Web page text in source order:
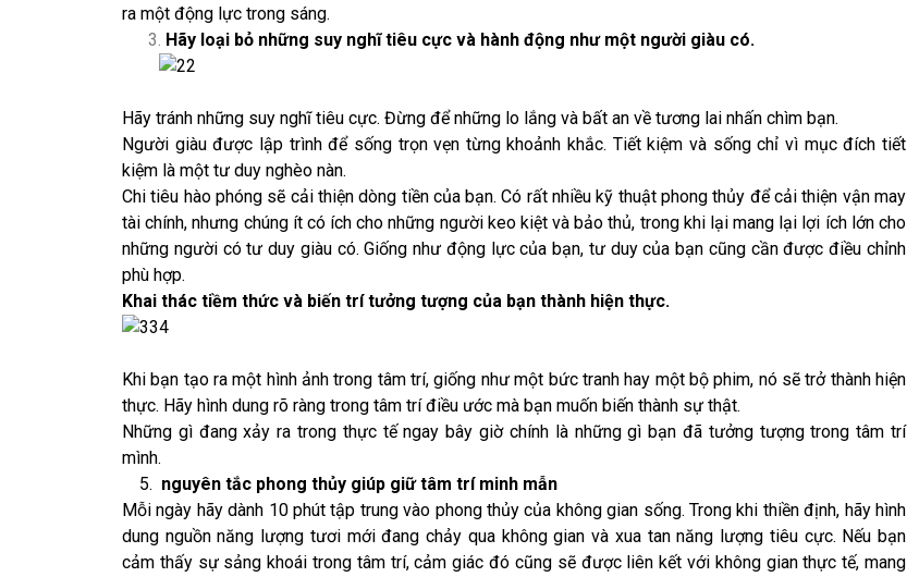
ra một động lực trong sáng.
Hãy loại bỏ những suy nghĩ tiêu cực và hành động như một người giàu có.
Hãy tránh những suy nghĩ tiêu cực. Đừng để những lo lắng và bất an về tương lai nhấn chìm bạn.
Người giàu được lập trình để sống trọn vẹn từng khoảnh khắc. Tiết kiệm và sống chỉ vì mục đích tiết
kiệm là một tư duy nghèo nàn.
Chi tiêu hào phóng sẽ cải thiện dòng tiền của bạn. Có rất nhiều kỹ thuật phong thủy để cải thiện vận may
tài chính, nhưng chúng ít có ích cho những người keo kiệt và bảo thủ, trong khi lại mang lại lợi ích lớn cho
những người có tư duy giàu có. Giống như động lực của bạn, tư duy của bạn cũng cần được điều chỉnh
phù hợp.
Khai thác tiềm thức và biến trí tưởng tượng của bạn thành hiện thực.
Khi bạn tạo ra một hình ảnh trong tâm trí, giống như một bức tranh hay một bộ phim, nó sẽ trở thành hiện
thực. Hãy hình dung rõ ràng trong tâm trí điều ước mà bạn muốn biến thành sự thật.
Những gì đang xảy ra trong thực tế ngay bây giờ chính là những gì bạn đã tưởng tượng trong tâm trí
mình.
5. nguyên tắc phong thủy giúp giữ tâm trí minh mẫn
Mỗi ngày hãy dành 10 phút tập trung vào phong thủy của không gian sống. Trong khi thiền định, hãy hình
dung nguồn năng lượng tươi mới đang chảy qua không gian và xua tan năng lượng tiêu cực. Nếu bạn
cảm thấy sự sảng khoái trong tâm trí, cảm giác đó cũng sẽ được liên kết với không gian thực tế, mang